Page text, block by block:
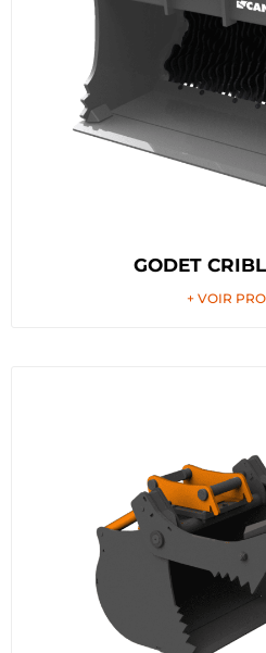
GODET
+ VOIR